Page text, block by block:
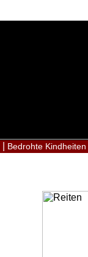
Bedrohte Kindheiten